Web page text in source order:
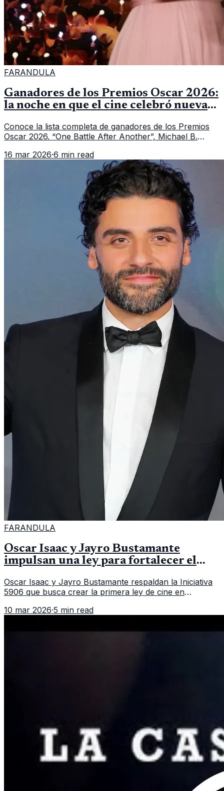
FARANDULA
Ganadores de los Premios Oscar 2026:
la noche en que el cine celebró nuevas
Conoce la lista completa de ganadores de los Premios
Oscar 2026. “One Battle After Another”, Michael B.
protagonistas de la noche.
16 mar 2026·6 min read
FARANDULA
Oscar Isaac y Jayro Bustamante
impulsan una ley para fortalecer el
Oscar Isaac y Jayro Bustamante respaldan la Iniciativa
5906 que busca crear la primera ley de cine en
10 mar 2026·5 min read